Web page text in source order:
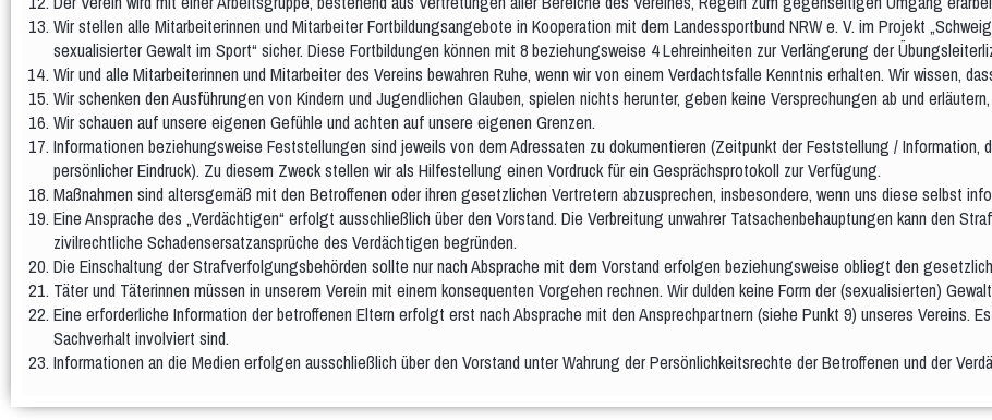
Wir stellen alle Mitarbeiterinnen und Mitarbeiter Fortbildungsangebote in Kooperation mit dem Landessportbund NRW e. V. im Projekt
sexualisierter Gewalt im Sport“ sicher. Diese Fortbildungen können mit 8 beziehungsweise 4 Lehreinheiten zur Verlängerung der
Wir und alle Mitarbeiterinnen und Mitarbeiter des Vereins bewahren Ruhe, wenn wir von einem Verdachtsfalle Kenntnis erhalten. Wir wissen,
Wir schenken den Ausführungen von Kindern und Jugendlichen Glauben, spielen nichts herunter, geben keine Versprechungen ab und
Wir schauen auf unsere eigenen Gefühle und achten auf unsere eigenen Grenzen.
Informationen beziehungsweise Feststellungen sind jeweils von dem Adressaten zu dokumentieren (Zeitpunkt der Feststellung / Information,
persönlicher Eindruck). Zu diesem Zweck stellen wir als Hilfestellung einen Vordruck für ein Gesprächsprotokoll zur Verfügung.
Maßnahmen sind altersgemäß mit den Betroffenen oder ihren gesetzlichen Vertretern abzusprechen, insbesondere, wenn uns diese selbst
Eine Ansprache des „Verdächtigen“ erfolgt ausschließlich über den Vorstand. Die Verbreitung unwahrer Tatsachenbehauptungen kann den
zivilrechtliche Schadensersatzansprüche des Verdächtigen begründen.
Die Einschaltung der Strafverfolgungsbehörden sollte nur nach Absprache mit dem Vorstand erfolgen beziehungsweise obliegt den
Täter und Täterinnen müssen in unserem Verein mit einem konsequenten Vorgehen rechnen. Wir dulden keine Form der (sexualisierten)
Eine erforderliche Information der betroffenen Eltern erfolgt erst nach Absprache mit den Ansprechpartnern (siehe Punkt 9) unseres Vereins.
Sachverhalt involviert sind.
Informationen an die Medien erfolgen ausschließlich über den Vorstand unter Wahrung der Persönlichkeitsrechte der Betroffenen und der